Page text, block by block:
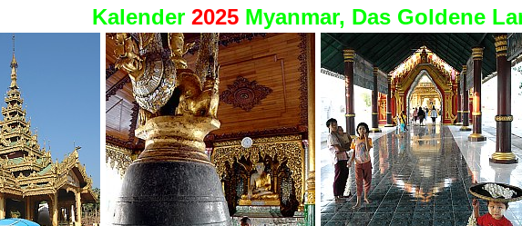
Kalender 2025Myanmar, Das Goldene